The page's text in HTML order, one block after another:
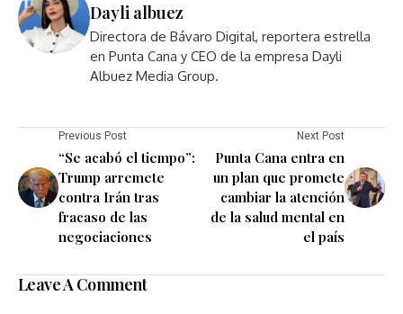
Dayli albuez
Directora de Bávaro Digital, reportera estrella
en Punta Cana y CEO de la empresa Dayli
Albuez Media Group.
Previous Post
“Se acabó el tiempo”:
Trump arremete
contra Irán tras
fracaso de las
negociaciones
Next Post
Punta Cana entra en
un plan que promete
cambiar la atención
de la salud mental en
el país
Leave A Comment